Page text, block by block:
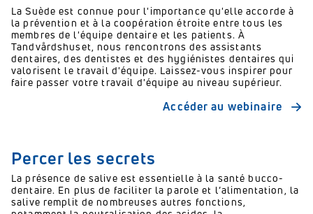
La Suède est connue pour l'importance qu'elle accorde à
la prévention et à la coopération étroite entre tous les
membres de l'équipe dentaire et les patients. À
Tandvårdshuset, nous rencontrons des assistants
dentaires, des dentistes et des hygiénistes dentaires qui
valorisent le travail d'équipe. Laissez-vous inspirer pour
faire passer votre travail d'équipe au niveau supérieur.
Accéder au webinaire
Percer les secrets
La présence de salive est essentielle à la santé bucco-
dentaire. En plus de faciliter la parole et l’alimentation, la
salive remplit de nombreuses autres fonctions,